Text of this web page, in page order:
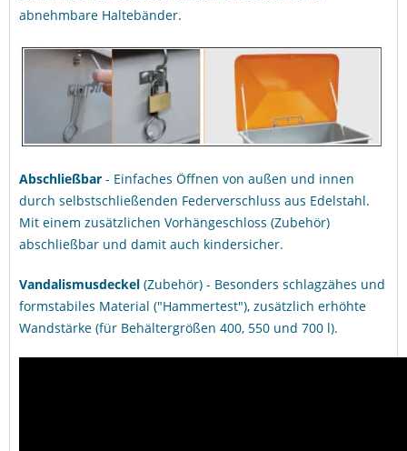
abnehmbare Haltebänder.
Abschließbar - Einfaches Öffnen von außen und innen
durch selbstschließenden Federverschluss aus Edelstahl.
Mit einem zusätzlichen Vorhängeschloss (Zubehör)
abschließbar und damit auch kindersicher.
Vandalismusdeckel (Zubehör) - Besonders schlagzähes und
formstabiles Material ("Hammertest"), zusätzlich erhöhte
Wandstärke (für Behältergrößen 400, 550 und 700 l).